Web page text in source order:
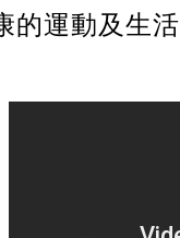
的運動及生活